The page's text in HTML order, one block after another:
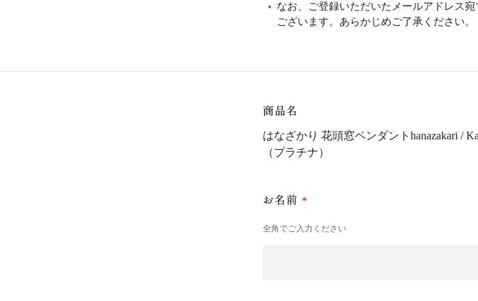
なお、ご登録いただいたメールアドレス
ございます。あらかじめご了承ください。
商品名
はなざかり 花頭窓ペンダント hanazakari /
（プラチナ）
お名前
全角でご入力ください